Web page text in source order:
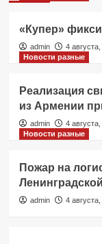
«Купер»
admin 4
Новости разные
Реализация
из Армении
admin 4
Новости разные
Пожар на
admin 4